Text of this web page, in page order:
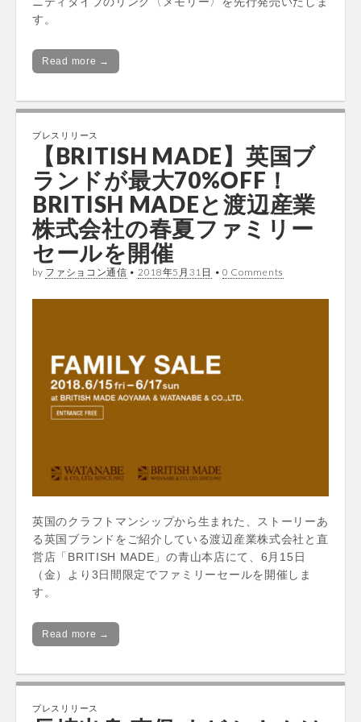
す。
Read more →
プレスリリース
【BRITISH MADE】英国ブ
ランドが最大70%OFF！
BRITISH MADEと渡辺産業
株式会社の春夏ファミリー
セールを開催
by ファショコン通信 • 2018年5月31日 • 0 Comments
英国のクラフトマンシップから生まれた、ストーリーあ
る英国ブランドをご紹介している渡辺産業株式会社と直
営店「BRITISH MADE」の青山本店にて、6月15日
（金）より3日間限定でファミリーセールを開催しま
す。
Read more →
プレスリリース